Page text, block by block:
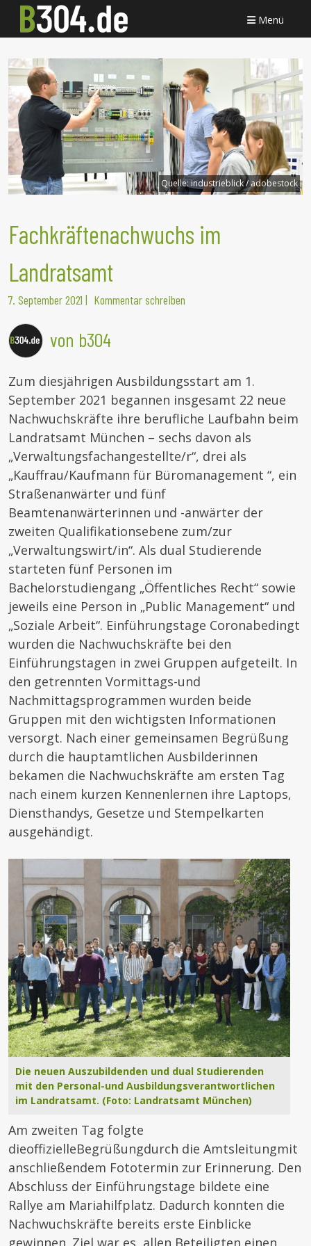
Menü
Quelle:industrieblick / adobestock
Fachkräftenachwuchs im
Landratsamt
7. September 2021 | Kommentar schreiben
von b304
Zum diesjährigen Ausbildungsstart am 1.
September 2021 begannen insgesamt 22 neue
Nachwuchskräfte ihre berufliche Laufbahn beim
Landratsamt München – sechs davon als
„Verwaltungsfachangestellte/r“, drei als
„Kauffrau/Kaufmann für Büromanagement “, ein
Straßenanwärter und fünf
Beamtenanwärterinnen und -anwärter der
zweiten Qualifikationsebene zum/zur
„Verwaltungswirt/in“. Als dual Studierende
starteten fünf Personen im
Bachelorstudiengang „Öffentliches Recht“ sowie
jeweils eine Person in „Public Management“ und
„Soziale Arbeit“. Einführungstage Coronabedingt
wurden die Nachwuchskräfte bei den
Einführungstagen in zwei Gruppen aufgeteilt. In
den getrennten Vormittags-und
Nachmittagsprogrammen wurden beide
Gruppen mit den wichtigsten Informationen
versorgt. Nach einer gemeinsamen Begrüßung
durch die hauptamtlichen Ausbilderinnen
bekamen die Nachwuchskräfte am ersten Tag
nach einem kurzen Kennenlernen ihre Laptops,
Diensthandys, Gesetze und Stempelkarten
ausgehändigt.
Die neuen Auszubildenden und dual Studierenden
mit den Personal-und Ausbildungsverantwortlichen
im Landratsamt. (Foto: Landratsamt München)
Am zweiten Tag folgte
dieoffizielleBegrüßungdurch die Amtsleitungmit
anschließendem Fototermin zur Erinnerung. Den
Abschluss der Einführungstage bildete eine
Rallye am Mariahilfplatz. Dadurch konnten die
Nachwuchskräfte bereits erste Einblicke
gewinnen. Ziel war es, allen Beteiligten einen